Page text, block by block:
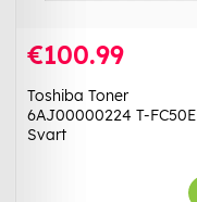
€100.99
Toshiba Toner
6AJ00000224 T-FC50E
Svart